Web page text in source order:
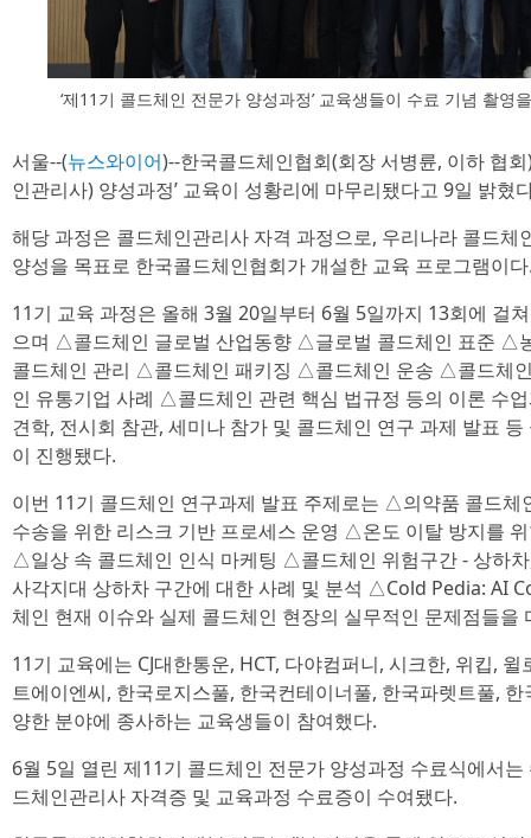
‘제11기 콜드체인 전문가 양성과정’ 교육생들이 수료 기념 촬영
서울--(뉴스와이어)--한국콜드체인협회(회장 서병륜, 이하 협
인관리사) 양성과정’ 교육이 성황리에 마무리됐다고 9일 밝혔
해당 과정은 콜드체인관리사 자격 과정으로, 우리나라 콜드체
양성을 목표로 한국콜드체인협회가 개설한 교육 프로그램이
11기 교육 과정은 올해 3월 20일부터 6월 5일까지 13회에 걸
으며 △콜드체인 글로벌 산업동향 △글로벌 콜드체인 표준 △
콜드체인 관리 △콜드체인 패키징 △콜드체인 운송 △콜드체
인 유통기업 사례 △콜드체인 관련 핵심 법규정 등의 이론 수
견학, 전시회 참관, 세미나 참가 및 콜드체인 연구 과제 발표
이 진행됐다.
이번 11기 콜드체인 연구과제 발표 주제로는 △의약품 콜드체
수송을 위한 리스크 기반 프로세스 운영 △온도 이탈 방지를
△일상 속 콜드체인 인식 마케팅 △콜드체인 위험구간 - 상하
사각지대 상하차 구간에 대한 사례 및 분석 △Cold Pedia: AI
체인 현재 이슈와 실제 콜드체인 현장의 실무적인 문제점들을
11기 교육에는 CJ대한통운, HCT, 다야컴퍼니, 시크한, 위킵,
트에이엔씨, 한국로지스풀, 한국컨테이너풀, 한국파렛트풀,
양한 분야에 종사하는 교육생들이 참여했다.
6월 5일 열린 제11기 콜드체인 전문가 양성과정 수료식에서
드체인관리사 자격증 및 교육과정 수료증이 수여됐다.